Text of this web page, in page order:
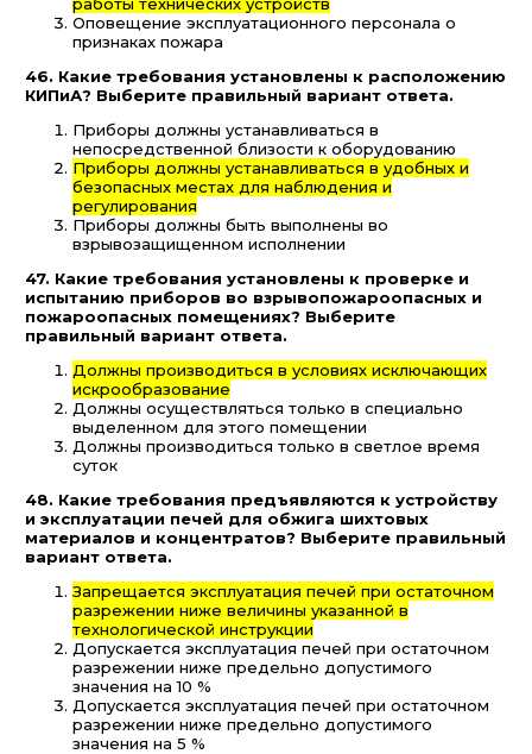
Оповещение эксплуатационного персонала о
признаках пожара
46. Какие требования установлены к расположению
КИПиА? Выберите правильный вариант ответа.
Приборы должны устанавливаться в
непосредственной близости к оборудованию
Приборы должны устанавливаться в удобных и
безопасных местах для наблюдения и
регулирования
Приборы должны быть выполнены во
взрывозащищенном исполнении
47. Какие требования установлены к проверке и
испытанию приборов во взрывопожароопасных и
пожароопасных помещениях? Выберите
правильный вариант ответа.
Должны производиться в условиях исключающих
искрообразование
Должны осуществляться только в специально
выделенном для этого помещении
Должны производиться только в светлое время
суток
48. Какие требования предъявляются к устройству
и эксплуатации печей для обжига шихтовых
материалов и концентратов? Выберите правильный
вариант ответа.
Запрещается эксплуатация печей при остаточном
разрежении ниже величины указанной в
технологической инструкции
Допускается эксплуатация печей при остаточном
разрежении ниже предельно допустимого
значения на 10 %
Допускается эксплуатация печей при остаточном
разрежении ниже предельно допустимого
значения на 5 %